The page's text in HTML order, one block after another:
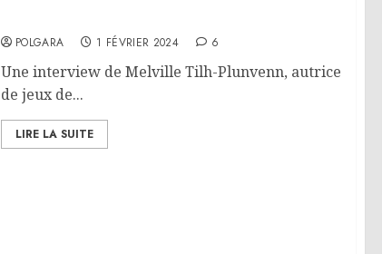
POLGARA 1 FÉVRIER 2024 6
Une interview de Melville Tilh-Plunvenn, autrice
de jeux de...
LIRE LA SUITE